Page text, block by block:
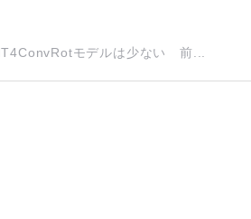
モデルは少ない 前...